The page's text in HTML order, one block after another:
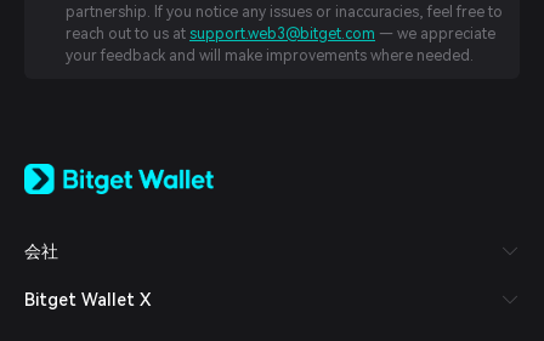
partnership. If you notice any issues or inaccuracies, feel free to
reach out to us at support.web3@bitget.com — we appreciate
your feedback and will make improvements where needed.
日本語
Español (Latinoamérica)
Italiano
会社
Bitget Wallet X